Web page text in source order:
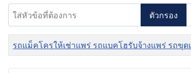
ใส่หัวข้อที่ต้องการ
ตัวกรอง
ชื่อ
รถแม็คโครให้เช่าแพร่ รถแบคโฮรับจ้างแพร่ รถขุ